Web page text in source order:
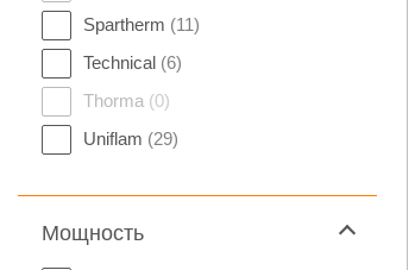
Spartherm (11)
Technical (6)
Thorma (0)
Uniflam (29)
Мощность